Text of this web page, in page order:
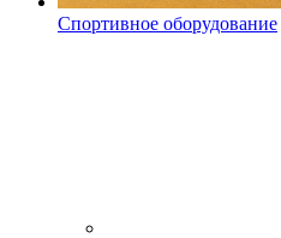
Спортивное оборудование